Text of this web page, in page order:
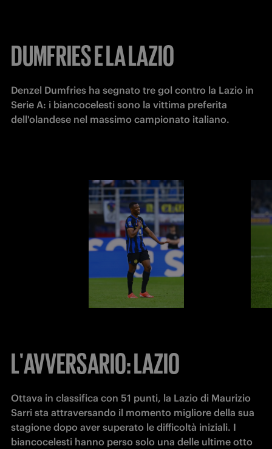
DUMFRIES E LA LAZIO
Denzel Dumfries ha segnato tre gol contro la Lazio in
Serie A: i biancocelesti sono la vittima preferita
dell'olandese nel massimo campionato italiano.
L'AVVERSARIO: LAZIO
Ottava in classifica con 51 punti, la Lazio di Maurizio
Sarri sta attraversando il momento migliore della sua
stagione dopo aver superato le difficoltà iniziali. I
biancocelesti hanno perso solo una delle ultime otto